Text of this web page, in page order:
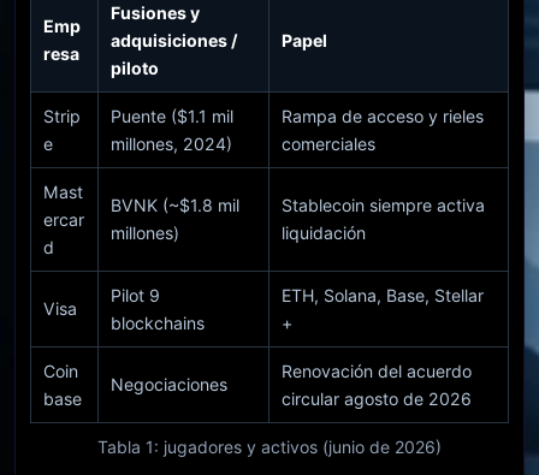
Tabla 1: jugadores y activos (junio de 2026)
Emp
resa
Fusiones y
adquisiciones /
piloto
Papel
Strip
e
Puente ($1.1 mil
millones, 2024)
Rampa de acceso y rieles
comerciales
Mast
ercar
d
BVNK (~$1.8 mil
millones)
Stablecoin siempre activa
liquidación
Visa
Pilot 9
blockchains
ETH, Solana, Base, Stellar
+
Coin
base
Negociaciones
Renovación del acuerdo
circular agosto de 2026